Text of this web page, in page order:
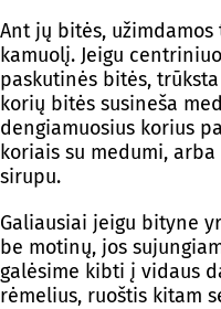
Ant jų bitės, užimdamos
kamuolį. Jeigu
paskutinės bitės,
korių bitės susineša
dengiamuosius korius
koriais su medumi,
sirupu.
Galiausiai jeigu bityne
be motinų, jos
galėsime kibti į vidaus
rėmelius, ruoštis kitam